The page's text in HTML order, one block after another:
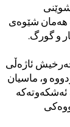
هەمان شێوەی
و گورگ.
ئاژەڵی
و، ماسیان
ئەشکەوتەکە